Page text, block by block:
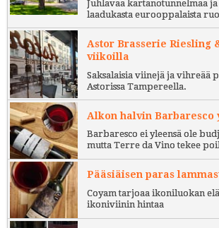
Juhlavaa kartanotunnelmaa
laadukasta eurooppalaista
Astor Brasserie Riesling
viikoilla
Saksalaisia viinejä ja vihreää
Astorissa Tampereella.
Alkon halvin Barbaresco
Barbaresco ei yleensä ole
mutta Terre da Vino tekee
Pääsiäisen paras
Coyam tarjoaa ikoniluokan
ikoniviinin hintaa